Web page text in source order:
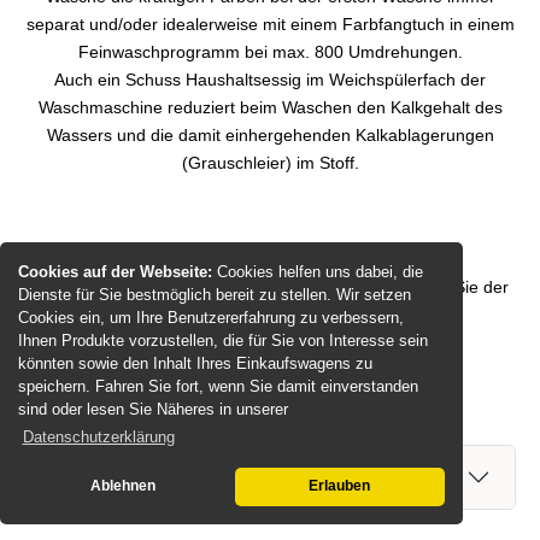
Cookies auf der Webseite:Cookies helfen uns dabei, die
Dienste für Sie bestmöglich bereit zu stellen. Wir setzen
Cookies ein, um Ihre Benutzererfahrung zu verbessern,
Ihnen Produkte vorzustellen, die für Sie von Interesse sein
könnten sowie den Inhalt Ihres Einkaufswagens zu
speichern. Fahren Sie fort, wenn Sie damit einverstanden
sind oder lesen Sie Näheres in unserer
Datenschutzerklärung
Ablehnen Erlauben
separat und/oder idealerweise mit einem Farbfangtuch in einem
Feinwaschprogramm bei max. 800 Umdrehungen.
Auch ein Schuss Haushaltsessig im Weichspülerfach der
Waschmaschine reduziert beim Waschen den Kalkgehalt des
Wassers und die damit einhergehenden Kalkablagerungen
(Grauschleier) im Stoff.
Leider sind noch keine Bewertungen vorhanden. Seien Sie der
Erste, der das Produkt bewertet.
Bewertung schreiben
Ihre Frage zum Produkt